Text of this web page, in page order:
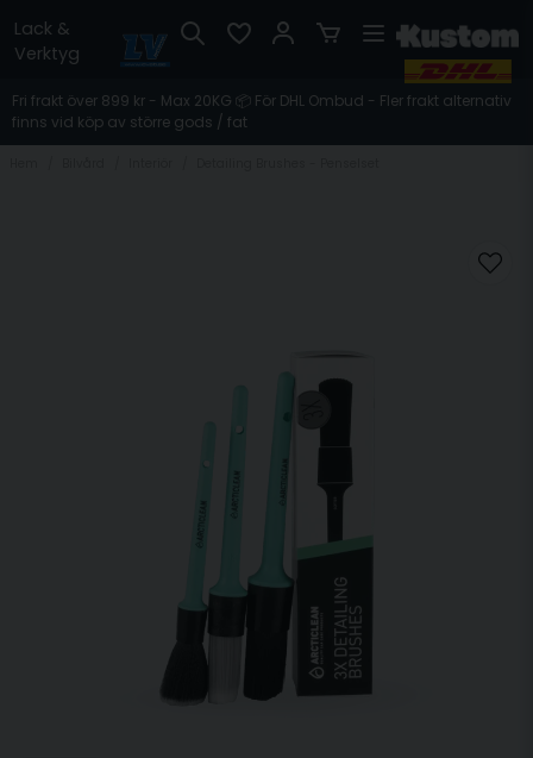
Lack &
Verktyg
Fri frakt över 899 kr - Max 20KG 📦 För DHL Ombud - Fler frakt alternativ
finns vid köp av större gods / fat